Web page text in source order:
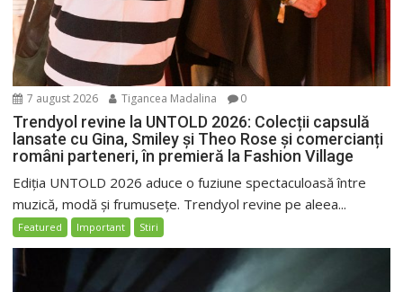
7 august 2026 Tigancea Madalina 0
Trendyol revine la UNTOLD 2026: Colecții capsulă
lansate cu Gina, Smiley și Theo Rose și comercianți
români parteneri, în premieră la Fashion Village
Ediția UNTOLD 2026 aduce o fuziune spectaculoasă între
muzică, modă și frumusețe. Trendyol revine pe aleea...
Featured Important Stiri